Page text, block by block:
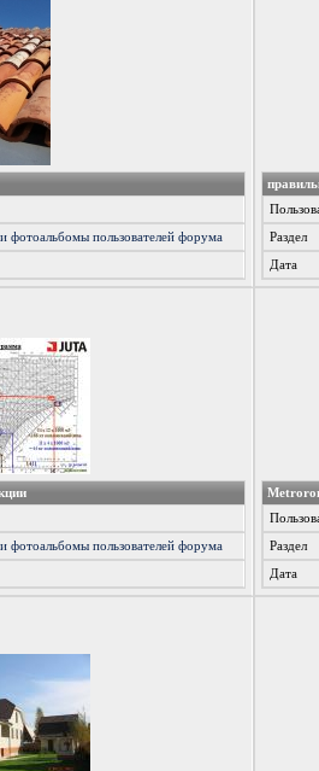
фотоальбомы пользователей форума Раздел
Дата
фотоальбомы пользователей форума Раздел
Дата